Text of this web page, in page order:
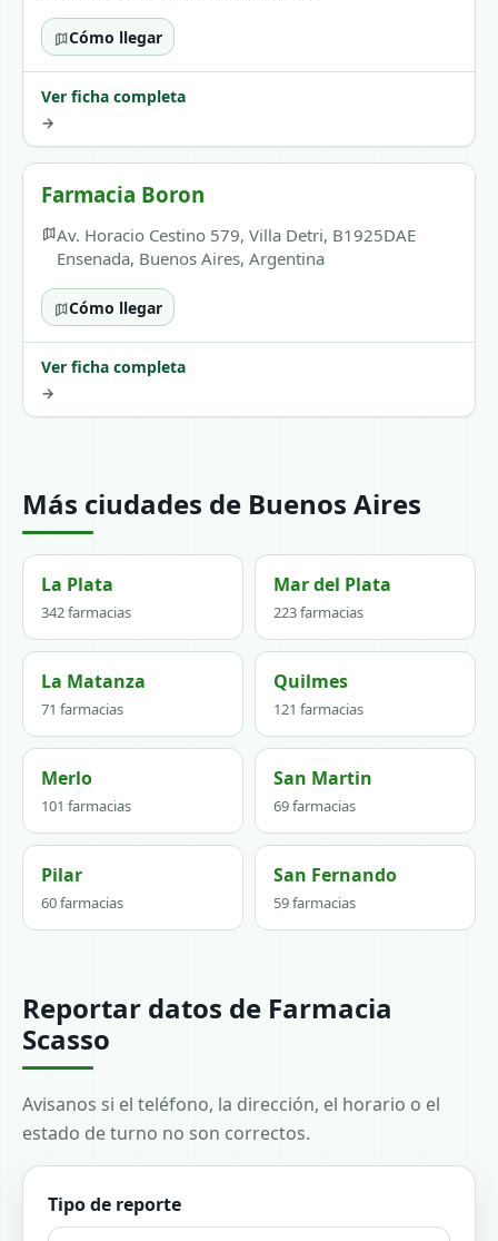
Cómo llegar
Ver ficha completa
→
Farmacia Boron
Av. Horacio Cestino 579, Villa Detri, B1925DAE
Ensenada, Buenos Aires, Argentina
Cómo llegar
Ver ficha completa
→
Más ciudades de Buenos Aires
La Plata
342 farmacias
Mar del Plata
223 farmacias
La Matanza
71 farmacias
Quilmes
121 farmacias
Merlo
101 farmacias
San Martin
69 farmacias
Pilar
60 farmacias
San Fernando
59 farmacias
Reportar datos de Farmacia
Scasso
Avisanos si el teléfono, la dirección, el horario o el
estado de turno no son correctos.
Tipo de reporte